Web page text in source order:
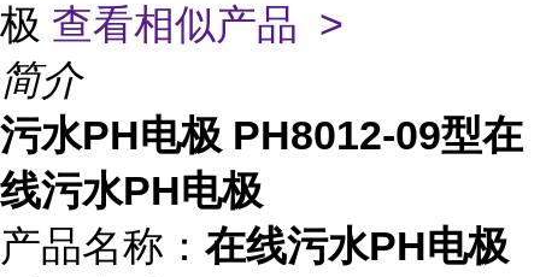
极 查看相似产品 >
简介
污水PH电极 PH8012-09型在
线污水PH电极
产品名称： 在线污水PH电极